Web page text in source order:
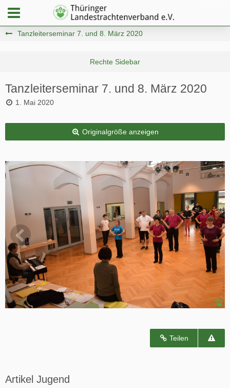
Tanzleiterseminar 7. und 8. März 2020
Tanzleiterseminar 7. und 8. März 2020
1. Mai 2020
Originalgröße anzeigen
Teilen
Artikel Jugend